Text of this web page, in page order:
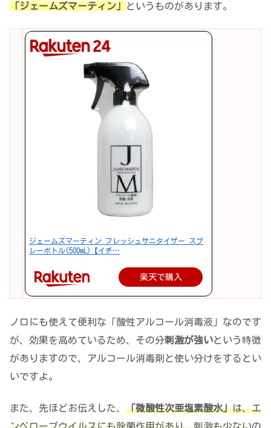
「ジェームズマーティン」
というものがあります。
ジェームズマーティン フレッシュサニタイザー スプ
レーボトル(500mL)【イチ…
楽天で購入
ノロにも使えて便利な「酸性アルコール消毒液」なのです
が、効果を高めているため、その分刺激が強いという特徴
がありますので、アルコール消毒剤と使い分けをするとい
いですよ。
また、先ほどお伝えした、 「微酸性次亜塩素酸水」は、エ